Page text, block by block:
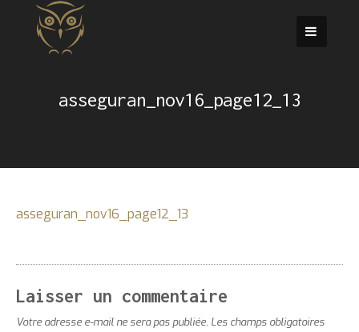
Passer
asseguran_nov16_page12_13
asseguran_nov16_page12_13
Laisser un commentaire
Votre adresse e-mail ne sera pas publiée. Les champs obligatoires